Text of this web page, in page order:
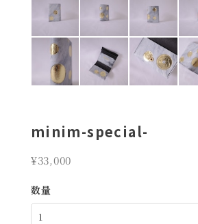
minim-special-
¥33,000
数量